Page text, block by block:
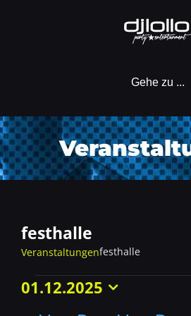
Gehe zu ...
festhalle
Veranstaltungenfesthalle
01.12.2025